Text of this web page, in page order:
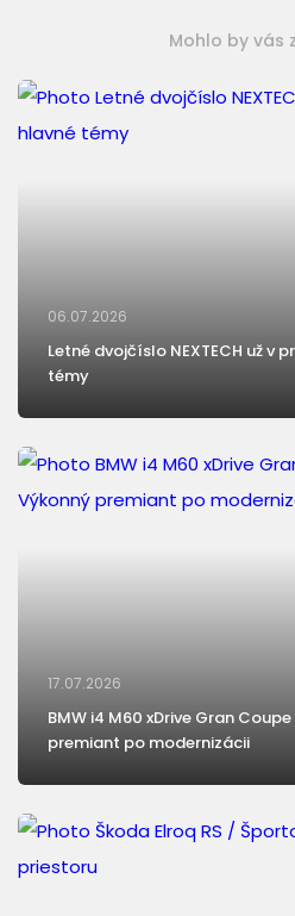
Mohlo by vás
06.07.2026
Letné dvojčíslo NEXTECH už v
témy
17.07.2026
BMW i4 M60 xDrive Gran
premiant po modernizácii